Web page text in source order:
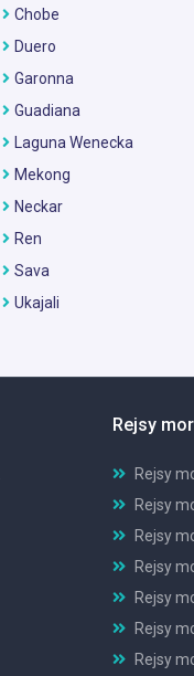
Chobe
Duero
Garonna
Guadiana
Laguna Wenecka
Mekong
Neckar
Ren
Sava
Ukajali
Rejsy
Rejsy
Rejsy
Rejsy
Rejsy
Rejsy
Rejsy
Rejsy